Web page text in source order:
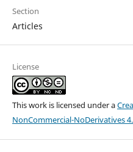
Section
Articles
License
This work is licensed under a
NonCommercial-NoDerivatives